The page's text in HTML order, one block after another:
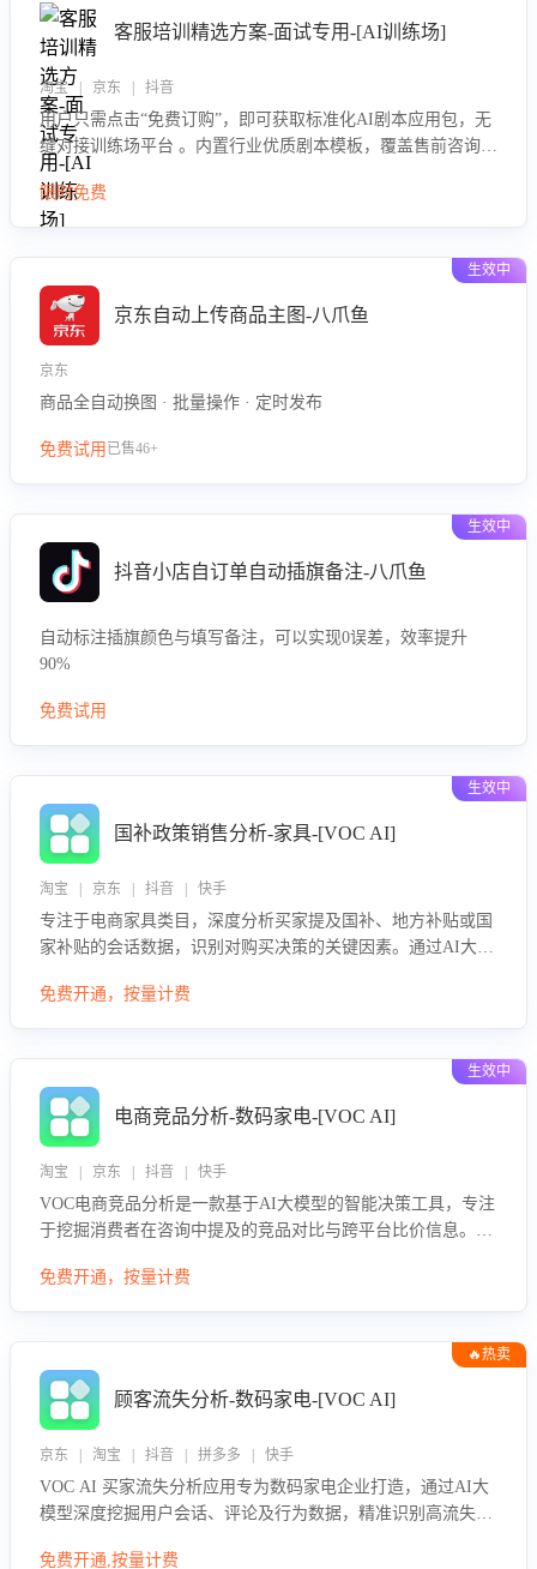
客服培训精选方案-面试专用-[AI训练场]
淘宝 | 京东 | 抖音
用户只需点击“免费订购”，即可获取标准化AI剧本应用包，无
缝对接训练场平台 。内置行业优质剧本模板，覆盖售前咨询、
售后处理等全场景，消除复杂部署流程，节省90%的初始化时
间，助力企业快速启动智能客服训练
限时免费
生效中
京东自动上传商品主图-八爪鱼
京东
商品全自动换图 · 批量操作 · 定时发布
免费试用 已售46+
生效中
抖音小店自订单自动插旗备注-八爪鱼
自动标注插旗颜色与填写备注，可以实现0误差，效率提升
90%
免费试用
生效中
国补政策销售分析-家具-[VOC AI]
淘宝 | 京东 | 抖音 | 快手
专注于电商家具类目，深度分析买家提及国补、地方补贴或国
家补贴的会话数据，识别对购买决策的关键因素。通过AI大模
略，助力商家利用国补政策提升GMV。
免费开通，按量计费
生效中
电商竞品分析-数码家电-[VOC AI]
淘宝 | 京东 | 抖音 | 快手
VOC电商竞品分析是一款基于AI大模型的智能决策工具，专注
于挖掘消费者在咨询中提及的竞品对比与跨平台比价信息。该
息，进行多维度交叉对比，并分析消费者的比价行为。通过提
免费开通，按量计费
🔥热卖
顾客流失分析-数码家电-[VOC AI]
京东 | 淘宝 | 抖音 | 拼多多 | 快手
VOC AI 买家流失分析应用专为数码家电企业打造，通过AI大
模型深度挖掘用户会话、评论及行为数据，精准识别高流失风
免费开通,按量计费